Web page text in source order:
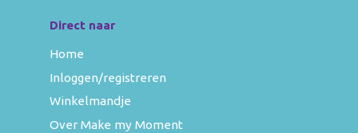
Direct naar
Home
Inloggen/registreren
Winkelmandje
Over Make my Moment